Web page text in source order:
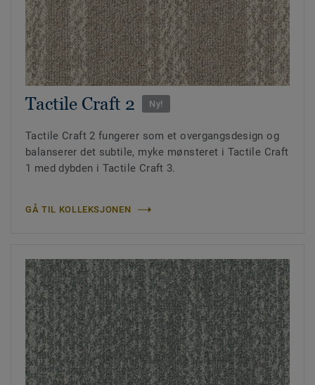
Tactile Craft 2 Ny!
Tactile Craft 2 fungerer som et overgangsdesign og
balanserer det subtile, myke mønsteret i Tactile Craft
1 med dybden i Tactile Craft 3.
GÅ TIL KOLLEKSJONEN